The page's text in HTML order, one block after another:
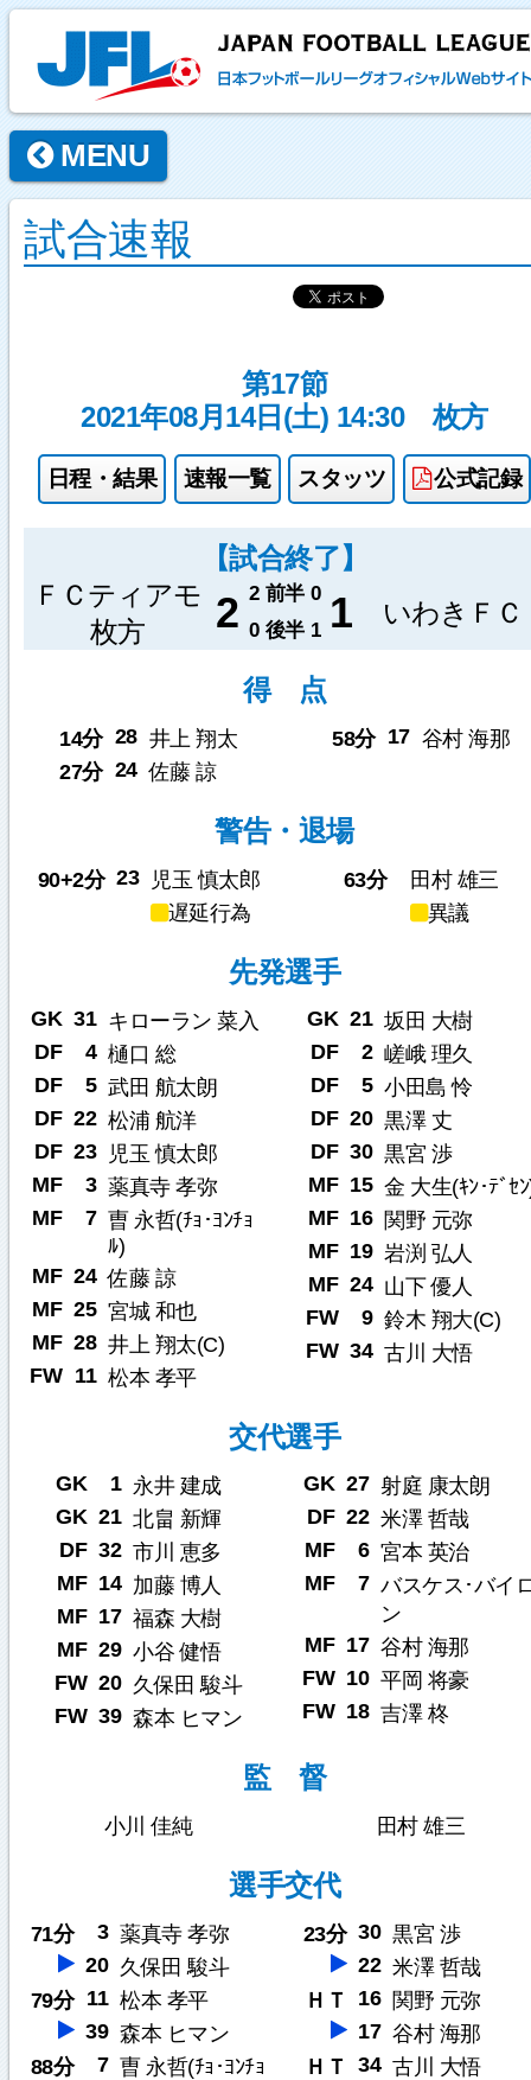
MENU
試合速報
第17節
2021年08月14日(土) 14:30
枚方
日程・結果 速報一覧 スタッツ 公式記録
【試合終了】
ＦＣティアモ
枚方
2 2 前半 0 1 いわきＦＣ
0 後半 1
得 点
14分 28 井上 翔太
27分 24 佐藤 諒
58分 17 谷村 海那
警告・退場
90+2分 23
児玉 慎太郎
遅延行為
63分
田村 雄三
異議
先発選手
GK 31 キローラン 菜入
DF
4 樋口 総
DF
5 武田 航太朗
DF 22 松浦 航洋
DF 23
児玉 慎太郎
MF
3 薬真寺 孝弥
MF
7 曺 永哲(ﾁｮ･ﾖﾝﾁｮ
ﾙ)
MF 24 佐藤 諒
MF 25 宮城 和也
MF 28 井上 翔太(C)
FW 11 松本 孝平
GK 21 坂田 大樹
DF
2 嵯峨 理久
DF
5 小田島 怜
DF 20 黒澤 丈
DF 30 黒宮 渉
MF 15 金 大生(ｷﾝ･ﾃﾞｾ
MF 16 関野 元弥
MF 19 岩渕 弘人
MF 24 山下 優人
FW
9 鈴木 翔大(C)
FW 34 古川 大悟
交代選手
GK 1 永井 建成
GK 21 北畠 新輝
DF 32 市川 恵多
MF 14 加藤 博人
MF 17 福森 大樹
MF 29 小谷 健悟
FW 20 久保田 駿斗
FW 39 森本 ヒマン
GK 27 射庭 康太朗
DF 22 米澤 哲哉
MF
6 宮本 英治
MF
7 バスケス･バイ
ン
MF 17 谷村 海那
FW 10 平岡 将豪
FW 18 吉澤 柊
監 督
小川 佳純 田村 雄三
選手交代
71分 3 薬真寺 孝弥
20 久保田 駿斗
79分 11 松本 孝平
39 森本 ヒマン
88分
7 曺 永哲(ﾁｮ･ﾖﾝﾁｮ
23分 30 黒宮 渉
22 米澤 哲哉
ＨＴ
16 関野 元弥
17 谷村 海那
ＨＴ
34 古川 大悟